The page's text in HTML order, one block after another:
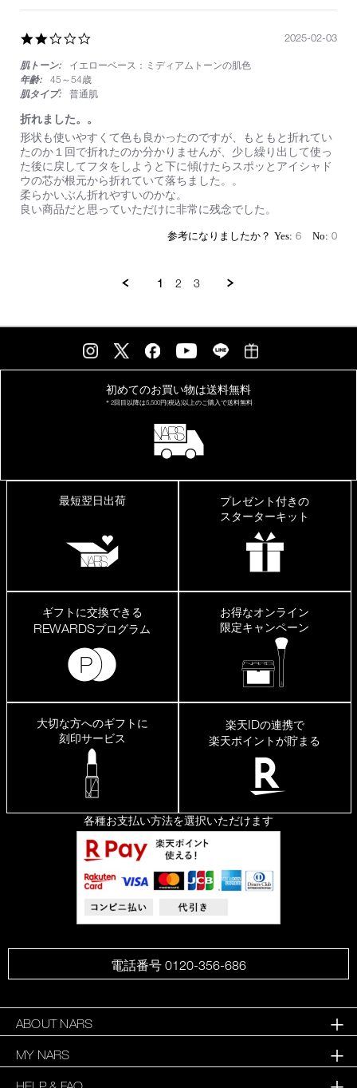
Feb
や
い
で
毎
日
っ
て
い
ま
す！
rating
肌トーン:
イエローベース：ミディアムトーンの肌色
年齢:
45～54歳
肌タイプ:
普通肌
折れました。。
Review
by
on
3
Feb
2025
review
stating
折
れ
ま
し
た。。
形状も使いやすくて色も良かったのですが、もともと折れてい
たのか１回で折れたのか分かりませんが、少し繰り出して使っ
た後に戻してフタをしようと下に傾けたらスポッとアイシャド
ウの芯が根元から折れていて落ちました。。
柔らかいぶん折れやすいのかな。
良い商品だと思っていただけに非常に残念でした。
2025-02-03
6 0
1 2 3
初めてのお買い物は送料無料
＊2回目以降は5,500円(税込)以上の ご購入で送料無料
最短翌日出荷
プレゼント付きの
スターターキット
ギフトに交換できる
REWARDSプログラム
お得なオンライン
限定キャンペーン
大切な方へのギフトに
刻印サービス
楽天IDの連携で
楽天ポイントが貯まる
各種お支払い方法を選択いただけます
電話番号 0120-356-686
ABOUT NARS
MY NARS